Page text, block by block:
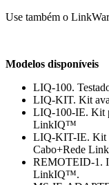
Use também o
Modelos disponíveis
LIQ-100.
LIQ-KIT. Kit
LIQ-100-IE. Kit
LinkIQ™
LIQ-KIT-IE. Kit
Cabo+Rede
REMOTEID-1.
LinkIQ™.